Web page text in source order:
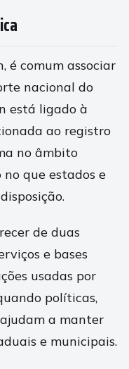
é comum associar
nacional do
está ligado à
ao registro
no âmbito
que estados e
de duas
e bases
usadas por
políticas,
a manter
e municipais.